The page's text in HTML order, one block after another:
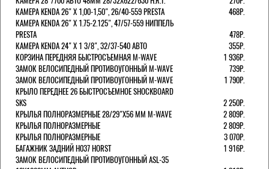
КАМЕРА KENDA 26" Х 1,00-1,50", 26/40-559 PRESTA
468Р.
КАМЕРА KENDA 26" Х 1.75-2.125", 47/57-559 НИППЕЛЬ
PRESTA
478Р.
КАМЕРА KENDA 24" Х 1 3/8", 32/37-540 АВТО
355Р.
КОРЗИНА ПЕРЕДНЯЯ БЫСТРОСЪЕМНАЯ M-WAVE
1 936Р.
ЗАМОК ВЕЛОСИПЕДНЫЙ ПРОТИВОУГОННЫЙ M-WAVE
739Р.
ЗАМОК ВЕЛОСИПЕДНЫЙ ПРОТИВОУГОННЫЙ M-WAVE
1 790Р.
КРЫЛО ПЕРЕДНЕЕ 26 БЫСТРОСЪЕМНОЕ SHOCKBOARD
SKS
2 250Р.
КРЫЛЬЯ ПОЛНОРАЗМЕРНЫЕ 28/29"Х56 ММ M-WAVE
2 809Р.
КРЫЛЬЯ ПОЛНОРАЗМЕРНЫЕ
2 809Р.
КРЫЛЬЯ ПОЛНОРАЗМЕРНЫЕ
3 070Р.
БАГАЖНИК ЗАДНИЙ H037 HORST
1 916Р.
ЗАМОК ВЕЛОСИПЕДНЫЙ ПРОТИВОУГОННЫЙ ASL-35